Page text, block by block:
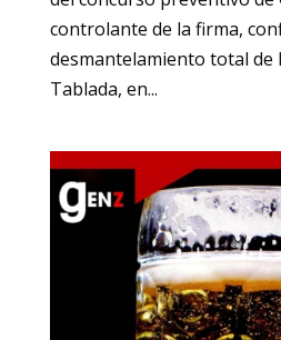
controlante de la firma,
desmantelamiento total de
Tablada, en...